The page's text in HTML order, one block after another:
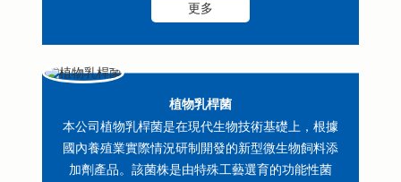
更多
植物乳桿菌
本公司植物乳桿菌是在現代生物技術基礎上，根據
國內養殖業實際情況研制開發的新型微生物飼料添
加劑產品。該菌株是由特殊工藝選育的功能性菌